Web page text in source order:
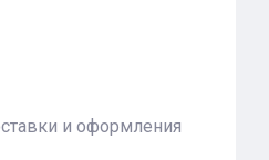
и оформления